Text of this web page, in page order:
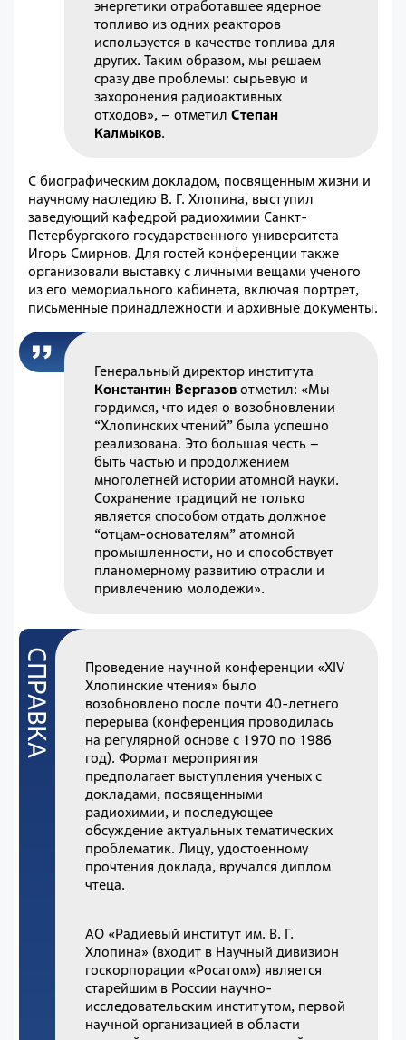
энергетики отработавшее ядерное
топливо из одних реакторов
используется в качестве топлива для
других. Таким образом, мы решаем
сразу две проблемы: сырьевую и
захоронения радиоактивных
отходов», – отметилСтепан
Калмыков.
С биографическим докладом, посвященным жизни и
научному наследию В. Г. Хлопина, выступил
заведующий кафедрой радиохимии Санкт-
Петербургского государственного университета
Игорь Смирнов. Для гостей конференции также
организовали выставку с личными вещами ученого
из его мемориального кабинета, включая портрет,
письменные принадлежности и архивные документы.
Генеральный директор института
Константин Вергазов отметил: «Мы
гордимся, что идея о возобновлении
“Хлопинских чтений” была успешно
реализована. Это большая честь –
быть частью и продолжением
многолетней истории атомной науки.
Сохранение традиций не только
является способом отдать должное
“отцам-основателям” атомной
промышленности, но и способствует
планомерному развитию отрасли и
привлечению молодежи».
Проведение научной конференции «XIV
Хлопинские чтения» было
возобновлено после почти 40-летнего
перерыва (конференция проводилась
на регулярной основе с 1970 по 1986
год). Формат мероприятия
предполагает выступления ученых с
докладами, посвященными
радиохимии, и последующее
обсуждение актуальных тематических
проблематик. Лицу, удостоенному
прочтения доклада, вручался диплом
чтеца.
АО «Радиевый институт им. В. Г.
Хлопина» (входит в Научный дивизион
госкорпорации «Росатом») является
старейшим в России научно-
исследовательским институтом, первой
научной организацией в области